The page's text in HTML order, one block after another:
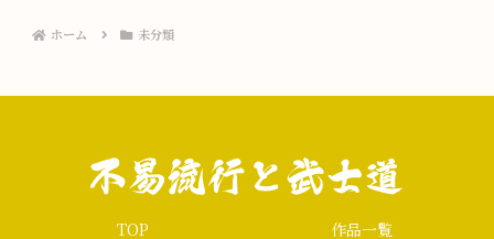
ホーム 未分類
TOP 作品一覧